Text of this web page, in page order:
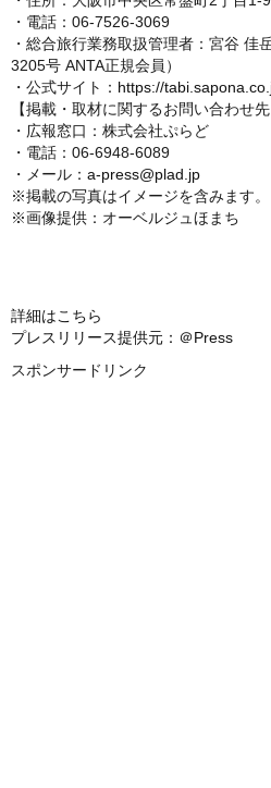
・電話：06-7526-3069
・総合旅行業務取扱管理者：宮谷 佳
3205号 ANTA正規会員）
・公式サイト： https://
【掲載・取材に関するお問い合わせ先
・広報窓口：株式会社ぷらど
・電話：06-6948-6089
・メール： a-press@plad.jp
※掲載の写真はイメージを含みます。
※画像提供：オーベルジュほまち
詳細はこちら
プレスリリース提供元：＠Press
スポンサードリンク